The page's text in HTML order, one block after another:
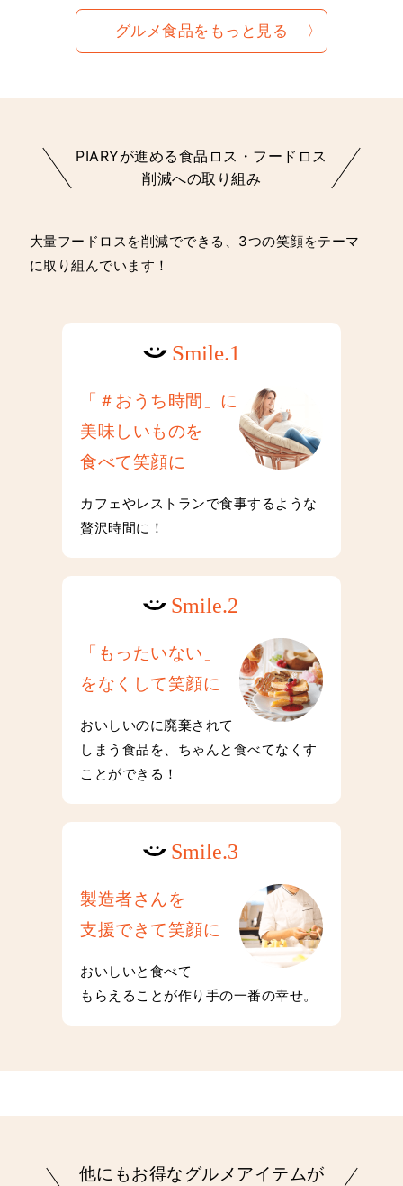
グルメ食品をもっと見る
PIARYが進める食品ロス・フードロス
削減への取り組み
大量フードロスを削減でできる、3つの笑顔をテーマ
に取り組んでいます！
「＃おうち時間」に
美味しいものを
食べて笑顔に
カフェやレストランで食事するような
贅沢時間に！
「もったいない」
をなくして笑顔に
おいしいのに廃棄されて
しまう食品を、ちゃんと食べてなくす
ことができる！
製造者さんを
支援できて笑顔に
おいしいと食べて
もらえることが作り手の一番の幸せ。
他にもお得なグルメアイテムが